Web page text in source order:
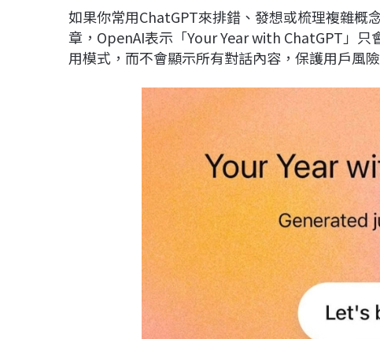
如果你常用ChatGPT來排錯、發想或梳理複雜
章，OpenAI表示「Your Year with ChatGPT」
用模式，而不會顯示所有對話內容，保護用戶風險